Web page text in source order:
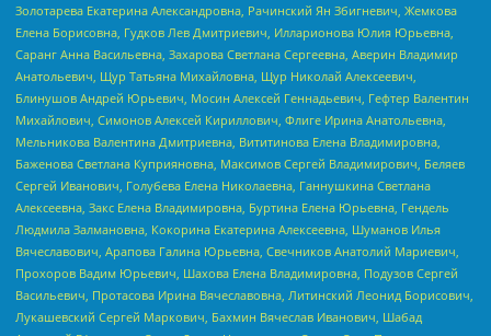
Золотарева Екатерина Александровна, Рачинский Ян Збигневич, Жемкова
Елена Борисовна, Гудков Лев Дмитриевич, Илларионова Юлия Юрьевна,
Саранг Анна Васильевна, Захарова Светлана Сергеевна, Аверин Владимир
Анатольевич, Щур Татьяна Михайловна, Щур Николай Алексеевич,
Блинушов Андрей Юрьевич, Мосин Алексей Геннадьевич, Гефтер Валентин
Михайлович, Симонов Алексей Кириллович, Флиге Ирина Анатольевна,
Мельникова Валентина Дмитриевна, Вититинова Елена Владимировна,
Баженова Светлана Куприяновна, Максимов Сергей Владимирович, Беляев
Сергей Иванович, Голубева Елена Николаевна, Ганнушкина Светлана
Алексеевна, Закс Елена Владимировна, Буртина Елена Юрьевна, Гендель
Людмила Залмановна, Кокорина Екатерина Алексеевна, Шуманов Илья
Вячеславович, Арапова Галина Юрьевна, Свечников Анатолий Мариевич,
Прохоров Вадим Юрьевич, Шахова Елена Владимировна, Подузов Сергей
Васильевич, Протасова Ирина Вячеславовна, Литинский Леонид Борисович,
Лукашевский Сергей Маркович, Бахмин Вячеслав Иванович, Шабад